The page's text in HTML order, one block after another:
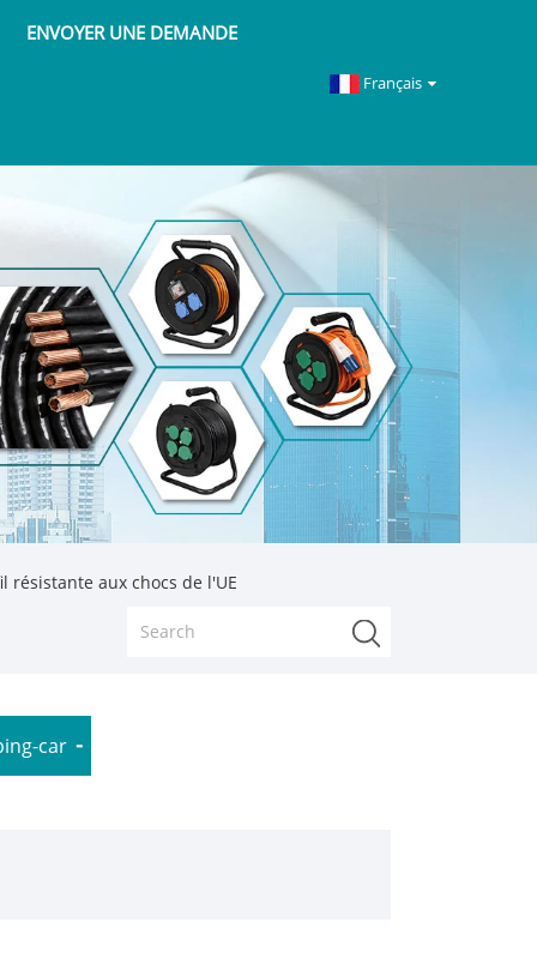
ENVOYER UNE DEMANDE
Français
résistante aux chocs de l'UE
car